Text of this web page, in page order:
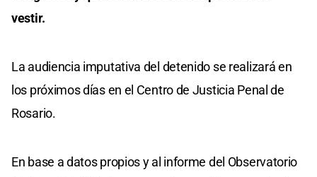
vestir.
La audiencia imputativa del detenido se realizará en
los próximos días en el Centro de Justicia Penal de
Rosario.
En base a datos propios y al informe del Observatorio